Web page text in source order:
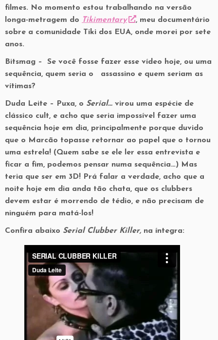
filmes. No momento estou trabalhando na versão
longa-metragem do Tikimentary
, meu documentário
sobre a comunidade Tiki dos EUA, onde morei por sete
anos.
Bitsmag – Se você fosse fazer esse vídeo hoje, ou uma
sequência, quem seria o assassino e quem seriam as
vítimas?
Duda Leite – Puxa, o Serial… virou uma espécie de
clássico cult, e acho que seria impossível fazer uma
sequência hoje em dia, principalmente porque duvido
que o Marcão topasse retornar ao papel que o tornou
uma estrela! (Quem sabe se ele ler essa entrevista e
ficar a fim, podemos pensar numa sequência…) Mas
teria que ser em 3D! Prá falar a verdade, acho que a
noite hoje em dia anda tão chata, que os clubbers
devem estar é morrendo de tédio, e não precisam de
ninguém para matá-los!
Confira abaixo Serial Clubber Killer, na íntegra: